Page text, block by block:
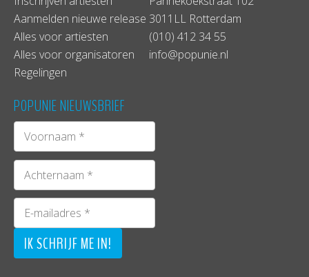
Aanmelden nieuwe release
Alles voor artiesten
Alles voor organisatoren
Regelingen
3011LL Rotterdam
(010) 412 34 55
info@popunie.nl
POPUNIE NIEUWSBRIEF